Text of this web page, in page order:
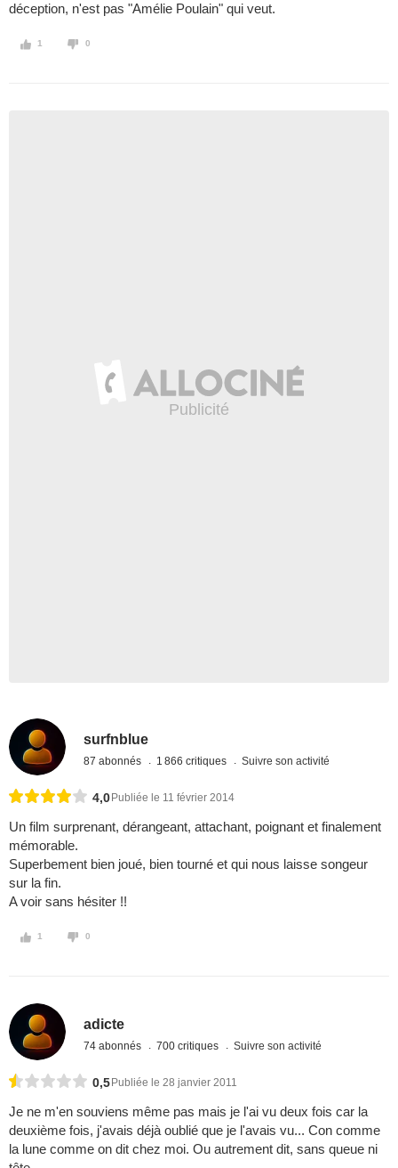
déception, n'est pas "Amélie Poulain" qui veut.
1 0
surfnblue
87 abonnés 1 866 critiques Suivre son activité
4,0 Publiée le 11 février 2014
Un film surprenant, dérangeant, attachant, poignant et finalement
mémorable.
Superbement bien joué, bien tourné et qui nous laisse songeur
sur la fin.
A voir sans hésiter !!
1 0
adicte
74 abonnés 700 critiques Suivre son activité
0,5 Publiée le 28 janvier 2011
Je ne m'en souviens même pas mais je l'ai vu deux fois car la
deuxième fois, j'avais déjà oublié que je l'avais vu... Con comme
la lune comme on dit chez moi. Ou autrement dit, sans queue ni